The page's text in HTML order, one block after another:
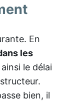
En
les
le délai
bien, il